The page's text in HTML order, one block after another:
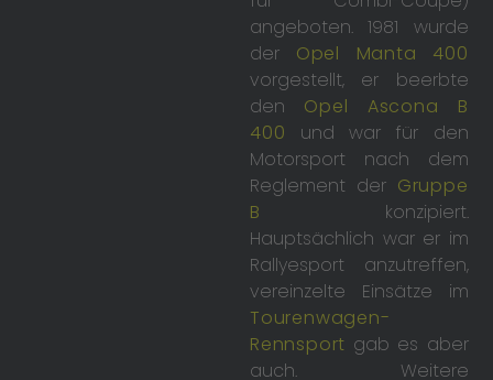
angeboten. 1981 wurde
der Opel Manta 400
vorgestellt, er beerbte
den Opel Ascona B
400 und war für den
Motorsport nach dem
Reglement der Gruppe
B konzipiert.
Hauptsächlich war er im
Rallyesport anzutreffen,
vereinzelte Einsätze im
Tourenwagen-
Rennsport gab es aber
auch. Weitere